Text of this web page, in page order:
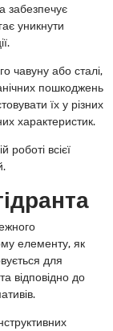
забезпечує
уникнути
чавуну або сталі,
пошкоджень
їх у різних
характеристик.
роботі всієї
елементу, як
для
відповідно до